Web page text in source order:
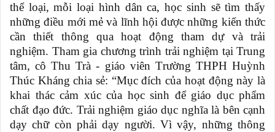
thể loại, mỗi loại hình dân ca, học sinh sẽ tìm thấy
những điều mới mẻ và lĩnh hội được những kiến thức
cần thiết thông qua hoạt động tham dự và trải
nghiệm. Tham gia chương trình trải nghiệm tại Trung
tâm, cô Thu Trà- giáo viên Trường THPH Huỳnh
Thúc Kháng chia sẻ: “Mục đích của hoạt động này là
khai thác cảm xúc của học sinh để giáo dục phẩm
chất đạo đức. Trải nghiệm giáo dục nghĩa là bên cạnh
dạy chữ còn phải dạy người. Vì vậy, những thông